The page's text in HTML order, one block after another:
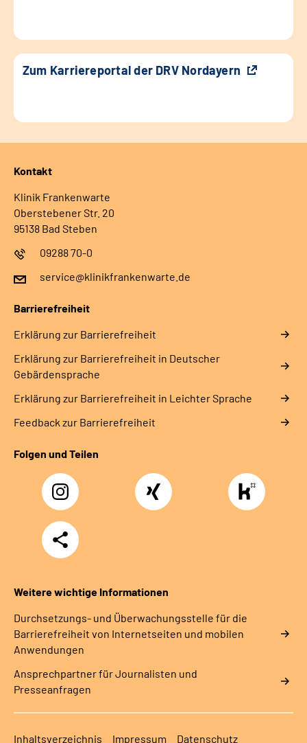
Zum Karriereportal der DRV Nordayern
Kontakt
Klinik Frankenwarte
Oberstebener Str. 20
95138 Bad Steben
09288 70-0
service@klinikfrankenwarte.de
Barrierefreiheit
Erklärung zur Barrierefreiheit
Erklärung zur Barrierefreiheit in Deutscher
Gebärdensprache
Erklärung zur Barrierefreiheit in Leichter Sprache
Feedback zur Barrierefreiheit
Folgen und Teilen
Instagram Xing
https://
rentenversicherung-
nordbayern6
Teilen
Weitere wichtige Informationen
Durchsetzungs- und Überwachungsstelle für die
Barrierefreiheit von Internetseiten und mobilen
Anwendungen
Ansprechpartner für Journalisten und
Presseanfragen
Inhaltsverzeichnis Impressum Datenschutz